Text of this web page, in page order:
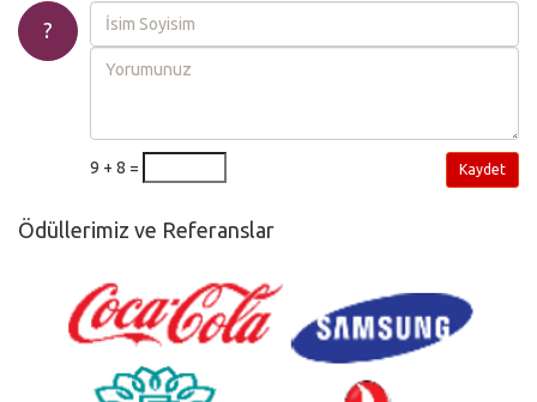
?
9 + 8 = Kaydet
Ödüllerimiz ve Referanslar